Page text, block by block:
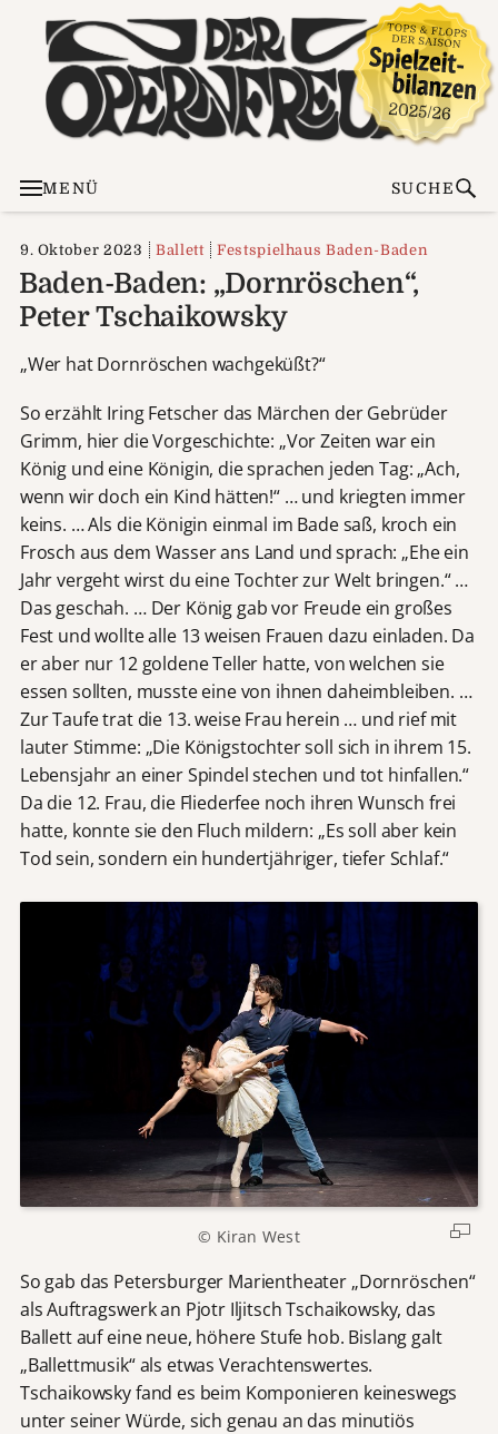
MENÜ SUCHE
9. Oktober 2023 Ballett Festspielhaus Baden-Baden
Baden-Baden: „Dornröschen“,
Peter Tschaikowsky
„Wer hat Dornröschen wachgeküßt?“
So erzählt Iring Fetscher das Märchen der Gebrüder
Grimm, hier die Vorgeschichte: „Vor Zeiten war ein
König und eine Königin, die sprachen jeden Tag: „Ach,
wenn wir doch ein Kind hätten!“ … und kriegten immer
keins. … Als die Königin einmal im Bade saß, kroch ein
Frosch aus dem Wasser ans Land und sprach: „Ehe ein
Jahr vergeht wirst du eine Tochter zur Welt bringen.“ …
Das geschah. … Der König gab vor Freude ein großes
Fest und wollte alle 13 weisen Frauen dazu einladen. Da
er aber nur 12 goldene Teller hatte, von welchen sie
essen sollten, musste eine von ihnen daheimbleiben. …
Zur Taufe trat die 13. weise Frau herein … und rief mit
lauter Stimme: „Die Königstochter soll sich in ihrem 15.
Lebensjahr an einer Spindel stechen und tot hinfallen.“
Da die 12. Frau, die Fliederfee noch ihren Wunsch frei
hatte, konnte sie den Fluch mildern: „Es soll aber kein
Tod sein, sondern ein hundertjähriger, tiefer Schlaf.“
© Kiran West
So gab das Petersburger Marientheater „Dornröschen“
als Auftragswerk an Pjotr Iljitsch Tschaikowsky, das
Ballett auf eine neue, höhere Stufe hob. Bislang galt
„Ballettmusik“ als etwas Verachtenswertes.
Tschaikowsky fand es beim Komponieren keineswegs
unter seiner Würde, sich genau an das minutiös